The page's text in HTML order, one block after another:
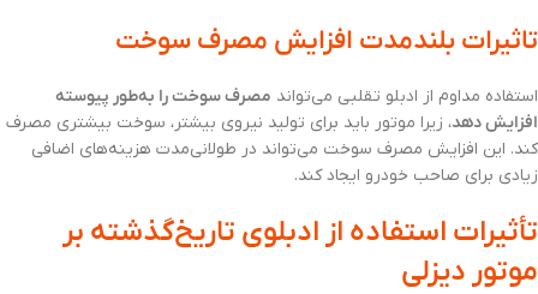
تاثیرات بلندمدت افزایش مصرف سوخت
استفاده مداوم از ادبلو تقلبی می‌تواند مصرف سوخت را به‌طور پیوسته
افزایش دهد، زیرا موتور باید برای تولید نیروی بیشتر، سوخت بیشتری مصرف
کند. این افزایش مصرف سوخت می‌تواند در طولانی‌مدت هزینه‌های اضافی
زیادی برای صاحب خودرو ایجاد کند.
تأثیرات استفاده از ادبلوی تاریخ‌گذشته بر
موتور دیزلی